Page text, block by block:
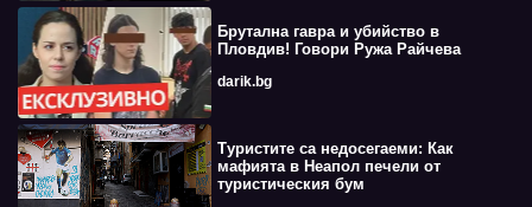
Брутална гавра и убийство в
Пловдив! Говори Ружа Райчева
darik.bg
Туристите са недосегаеми: Как
мафията в Неапол печели от
туристическия бум